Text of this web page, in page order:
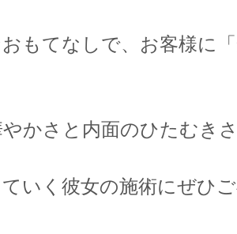
もてなしで、お客様に
やかさと内面のひたむき
いく彼女の施術にぜひ